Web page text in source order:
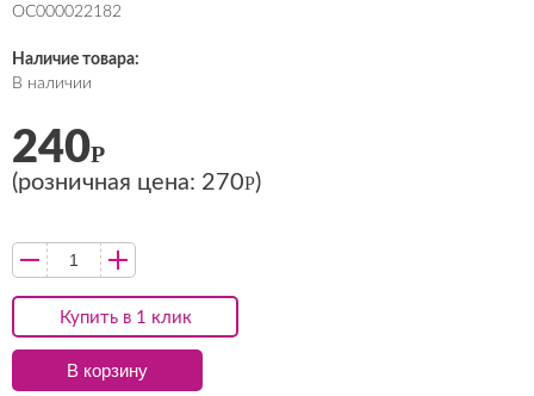
ОС000022182
Наличие товара:
В наличии
Купить в 1 клик
240Р
(розничная цена: 270Р)
В корзину